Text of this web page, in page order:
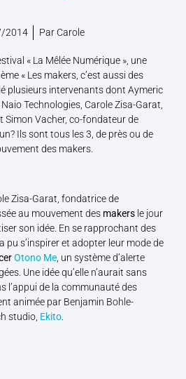
2014 ParCarole
« La Mêlée Numérique », une
« Les makers, c’est aussi des
plusieurs intervenants dont Aymeric
Technologies, Carole Zisa-Garat,
Simon Vacher, co-fondateur de
Ils sont tous les 3, de près ou de
des makers.
Zisa-Garat, fondatrice de
au mouvement des makersle jour
son idée. En se rapprochant des
pu s’inspirer et adopter leur mode de
Otono Me, un système d’alerte
Une idée qu’elle n’aurait sans
l’appui de la communauté des
animée par Benjamin Bohle-
studio, Ekito.